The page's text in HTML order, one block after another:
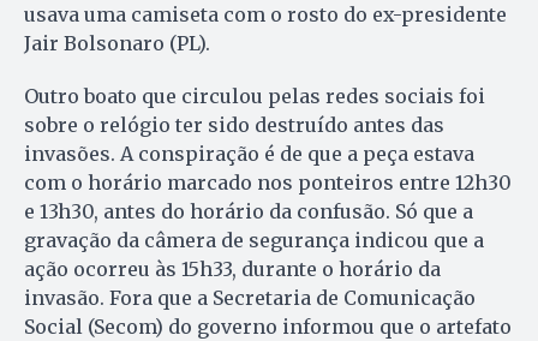
usava uma camiseta com o rosto do ex-presidente
Jair Bolsonaro (PL).
Outro boato que circulou pelas redes sociais foi
sobre o relógio ter sido destruído antes das
invasões. A conspiração é de que a peça estava
com o horário marcado nos ponteiros entre 12h30
e 13h30, antes do horário da confusão. Só que a
gravação da câmera de segurança indicou que a
ação ocorreu às 15h33, durante o horário da
invasão. Fora que a Secretaria de Comunicação
Social (Secom) do governo informou que o artefato